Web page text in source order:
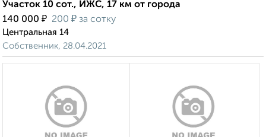
Участок 10 сот., ИЖС, 17 км от города
140 000 ₽ 200 ₽ за сотку
Центральная 14
Собственник, 28.04.2021